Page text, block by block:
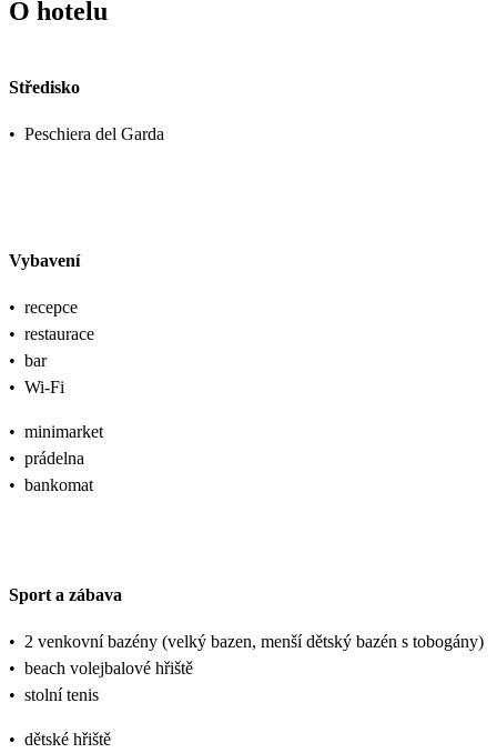
O hotelu
Středisko
• Peschiera del Garda
Vybavení
• recepce
• restaurace
• bar
• Wi-Fi
• minimarket
• prádelna
• bankomat
Sport a zábava
• 2 venkovní bazény (velký bazen, menší dětský bazén s tobogány)
• beach volejbalové hřiště
• stolní tenis
• dětské hřiště